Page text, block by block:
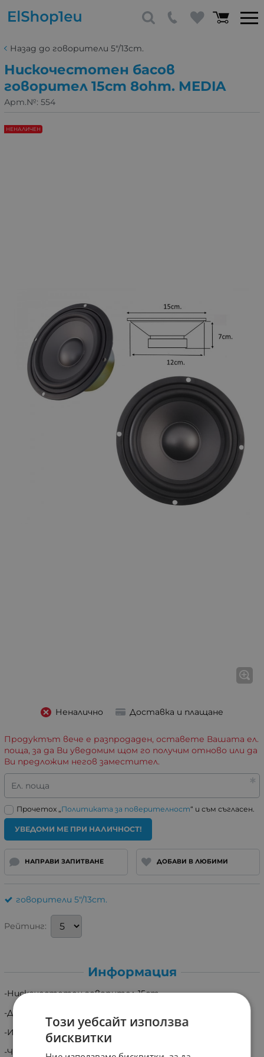
Назад до говорители 5"/13cm.
Нискочестотен басов
говорител 15cm 8ohm. MEDIA
Арт.№: 554
НЕНАЛИЧЕН
Неналично Доставка и плащане
Продуктът вече е разпродаден, оставете Вашата ел.
поща, за да Ви уведомим щом го получим отново или да
Ви предложим негов заместител.
Ел. поща
Прочетох „ Политиката за поверителност“ и съм съгласен.
УВЕДОМИ МЕ ПРИ НАЛИЧНОСТ!
НАПРАВИ ЗАПИТВАНЕ ДОБАВИ В ЛЮБИМИ
говорители 5"/13cm.
Рейтинг:
Информация
-Нискочестотен говорител 15cm.
-Диаметър за монтаж 12cm.
-Импеданс 8ohm.
-Честотна лента 55 - 7500 Hz
Този уебсайт използва
бисквитки